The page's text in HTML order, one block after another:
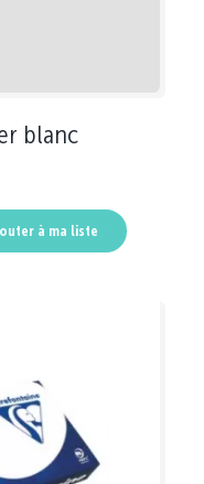
blanc
à ma liste